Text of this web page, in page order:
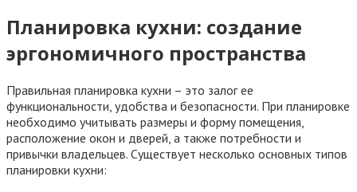
Планировка кухни: создание
эргономичного пространства
Правильная планировка кухни – это залог ее
функциональности, удобства и безопасности. При планировке
необходимо учитывать размеры и форму помещения,
расположение окон и дверей, а также потребности и
привычки владельцев. Существует несколько основных типов
планировки кухни: